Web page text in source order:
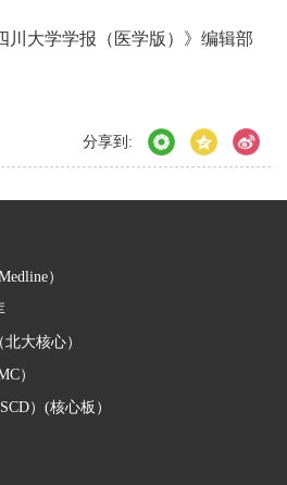
川大学学报（医学版）》编辑部
分享到:
）
大核心）
）
）(核心板）